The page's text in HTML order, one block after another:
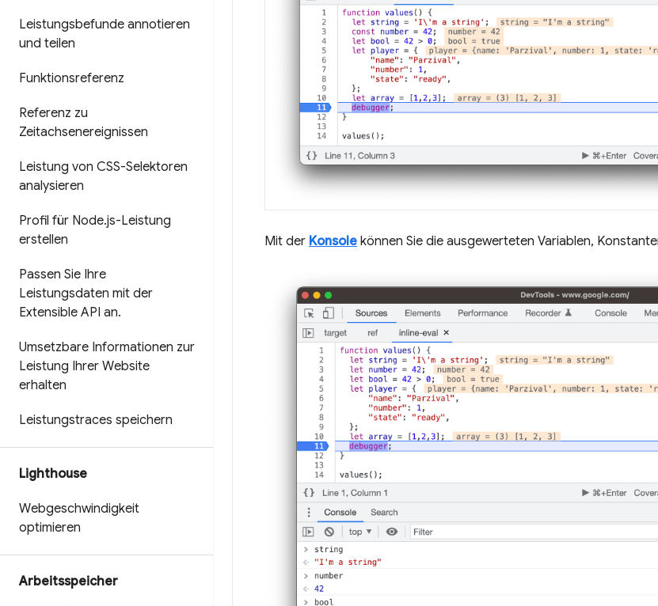
Leistungsbefunde annotieren
und teilen
Funktionsreferenz
Referenz zu
Zeitachsenereignissen
Leistung von CSS-Selektoren
analysieren
Profil für Node.js-Leistung
erstellen
Passen Sie Ihre
Leistungsdaten mit der
Extensible API an.
Umsetzbare Informationen zur
Leistung Ihrer Website
erhalten
Leistungstraces speichern
Lighthouse
Webgeschwindigkeit
optimieren
Arbeitsspeicher
Mit der Konsole können Sie die ausgewerteten Variablen,